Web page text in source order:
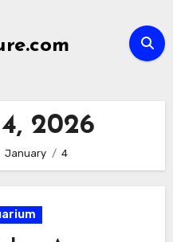
2026
January 4